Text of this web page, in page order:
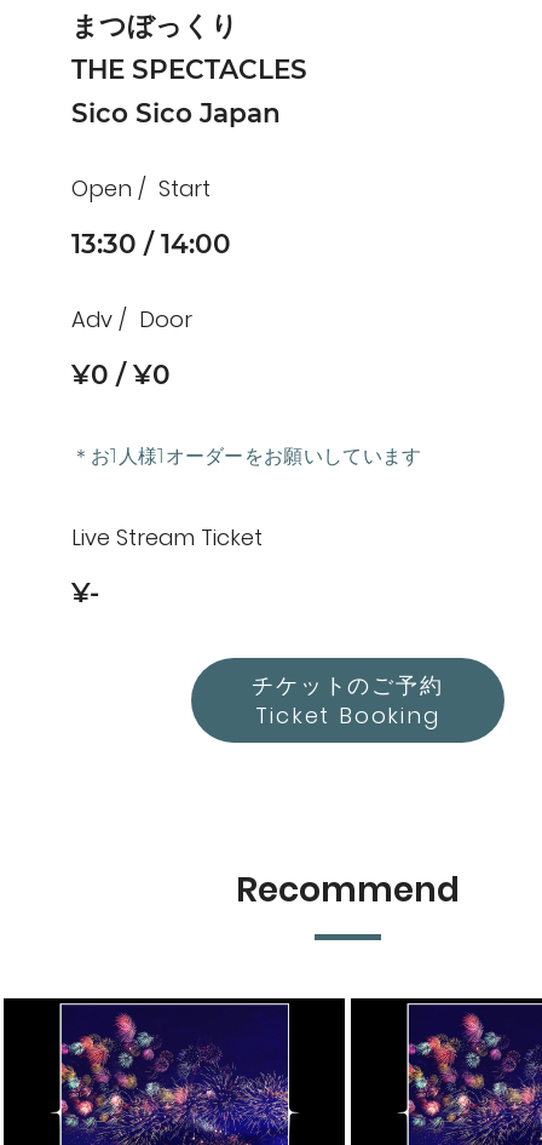
まつぼっくり
THE SPECTACLES
Sico Sico Japan
Open Start
13:30 14:00
Adv Door
¥0 ¥0
＊お1人様1オーダーをお願いしています
Live Stream Ticket
¥-
チケットのご予約
Ticket Booking
Recommend